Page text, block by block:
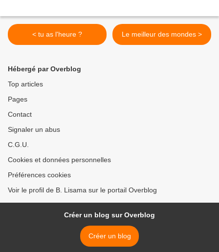
< tu as l'heure ? Le meilleur des mondes >
Hébergé par Overblog
Top articles
Pages
Contact
Signaler un abus
C.G.U.
Cookies et données personnelles
Préférences cookies
Voir le profil de B. Lisama sur le portail Overblog
Créer un blog sur Overblog
Créer un blog